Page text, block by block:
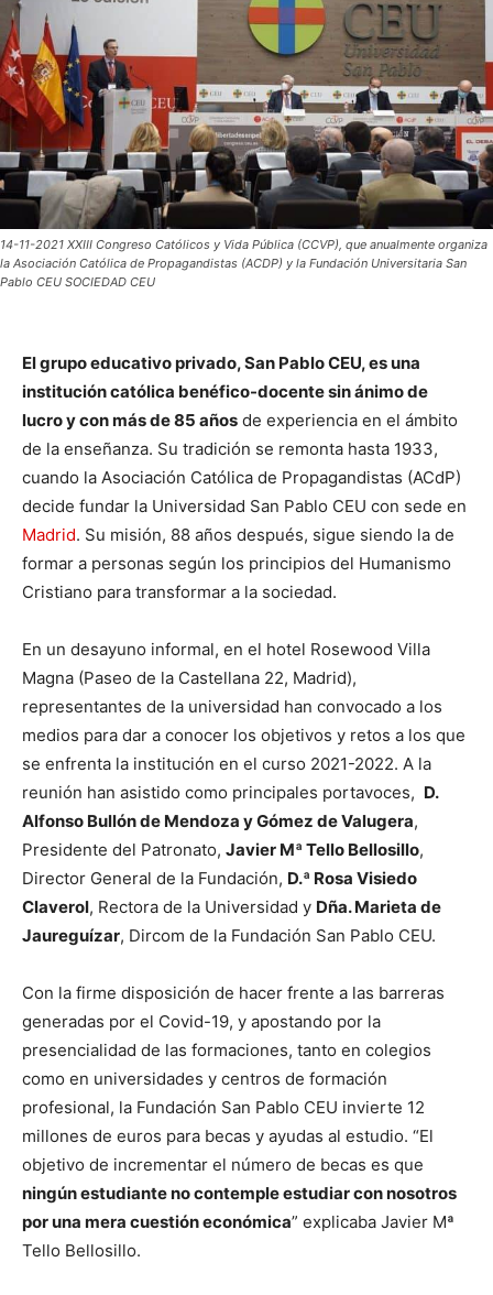
14-11-2021 XXIII Congreso Católicos y Vida Pública (CCVP), que anualmente organiza
la Asociación Católica de Propagandistas (ACDP) y la Fundación Universitaria San
Pablo CEU SOCIEDAD CEU
El grupo educativo privado, San Pablo CEU, es una
institución católica benéfico-docente sin ánimo de
lucro y con más de 85 años de experiencia en el ámbito
de la enseñanza. Su tradición se remonta hasta 1933,
cuando la Asociación Católica de Propagandistas (ACdP)
decide fundar la Universidad San Pablo CEU con sede en
Madrid. Su misión, 88 años después, sigue siendo la de
formar a personas según los principios del Humanismo
Cristiano para transformar a la sociedad.
En un desayuno informal, en el hotel Rosewood Villa
Magna (Paseo de la Castellana 22, Madrid),
representantes de la universidad han convocado a los
medios para dar a conocer los objetivos y retos a los que
se enfrenta la institución en el curso 2021-2022. A la
reunión han asistido como principales portavoces, D.
Alfonso Bullón de Mendoza y Gómez de Valugera,
Presidente del Patronato, Javier Mª Tello Bellosillo,
Director General de la Fundación, D.ª Rosa Visiedo
Claverol, Rectora de la Universidad y Dña. Marieta de
Jaureguízar, Dircom de la Fundación San Pablo CEU.
Con la firme disposición de hacer frente a las barreras
generadas por el Covid-19, y apostando por la
presencialidad de las formaciones, tanto en colegios
como en universidades y centros de formación
profesional, la Fundación San Pablo CEU invierte 12
millones de euros para becas y ayudas al estudio. “El
objetivo de incrementar el número de becas es que
ningún estudiante no contemple estudiar con nosotros
por una mera cuestión económica” explicaba Javier Mª
Tello Bellosillo.